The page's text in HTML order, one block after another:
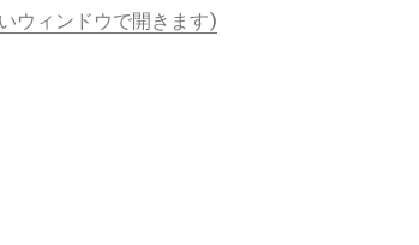
ウィンドウで開きます)